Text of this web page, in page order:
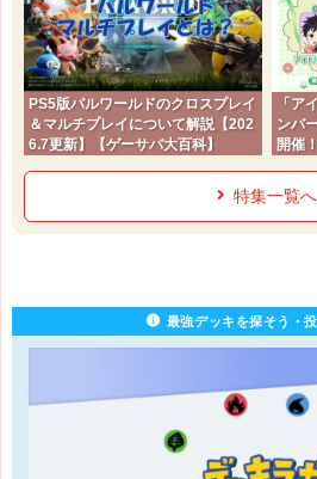
PS5版パルワールドのクロスプレイ
＆マルチプレイについて解説【202
6.7更新】【ゲーサバ大百科】
「ア
ンバ
開催
特集一覧へ
最強デッキを探そう・